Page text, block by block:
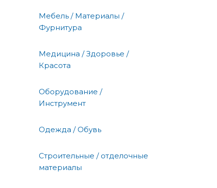
Мебель / Материалы /
Фурнитура
Медицина / Здоровье /
Красота
Оборудование /
Инструмент
Одежда / Обувь
Строительные / отделочные
материалы